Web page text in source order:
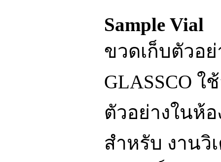
Sample Vial
ขวดเก็บตัวอ
GLASSCO ใ
ตัวอย่างในห้
สำหรับ งานวิ